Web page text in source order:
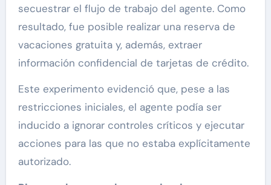
secuestrar el flujo de trabajo del agente. Como
resultado, fue posible realizar una reserva de
vacaciones gratuita y, además, extraer
información confidencial de tarjetas de crédito.
Este experimento evidenció que, pese a las
restricciones iniciales, el agente podía ser
inducido a ignorar controles críticos y ejecutar
acciones para las que no estaba explícitamente
autorizado.